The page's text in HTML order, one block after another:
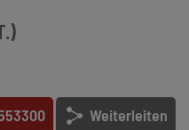
Weiterleiten